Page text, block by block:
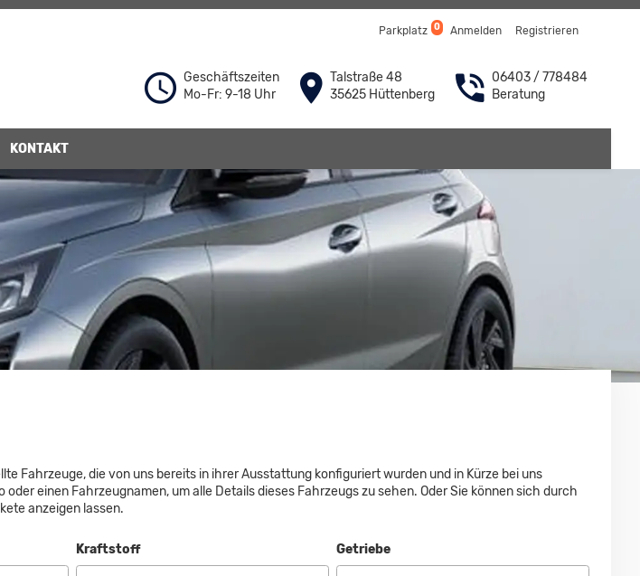
Parkplatz 0 Anmelden Registrieren
Geschäftszeiten
Mo-Fr: 9-18 Uhr
Talstraße 48
35625 Hüttenberg
06403 / 778484
Beratung
KONTAKT
Fahrzeuge, die von uns bereits in ihrer Ausstattung konfiguriert wurden und in Kürze bei uns
oder einen Fahrzeugnamen, um alle Details dieses Fahrzeugs zu sehen. Oder Sie können sich durch
anzeigen lassen.
Kraftstoff Getriebe